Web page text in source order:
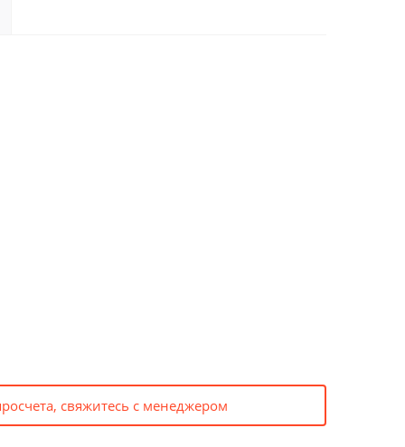
свяжитесь с менеджером